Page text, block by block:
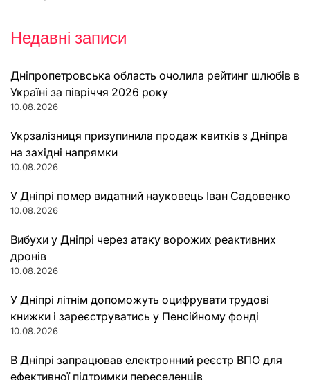
за
записами
Недавні записи
Дніпропетровська область очолила рейтинг шлюбів в
Україні за півріччя 2026 року
10.08.2026
Укрзалізниця призупинила продаж квитків з Дніпра
на західні напрямки
10.08.2026
У Дніпрі помер видатний науковець Іван Садовенко
10.08.2026
Вибухи у Дніпрі через атаку ворожих реактивних
дронів
10.08.2026
У Дніпрі літнім допоможуть оцифрувати трудові
книжки і зареєструватись у Пенсійному фонді
10.08.2026
В Дніпрі запрацював електронний реєстр ВПО для
ефективної підтримки переселенців